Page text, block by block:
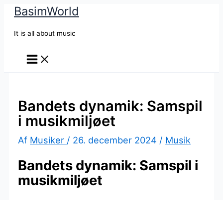
BasimWorld
It is all about music
Bandets dynamik: Samspil
i musikmiljøet
Af Musiker / 26. december 2024 / Musik
Bandets dynamik: Samspil i
musikmiljøet